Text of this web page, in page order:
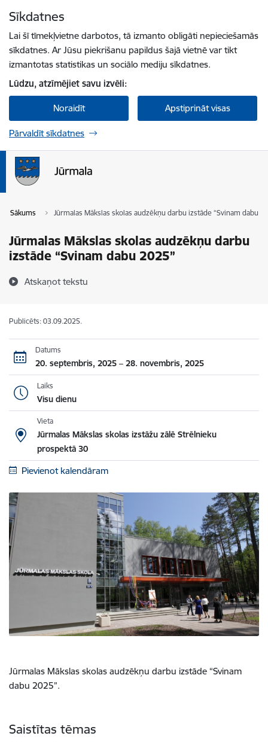
Sīkdatnes
Lai šī tīmekļvietne darbotos, tā izmanto obligāti nepieciešamās
sīkdatnes. Ar Jūsu piekrišanu papildus šajā vietnē var tikt
izmantotas statistikas un sociālo mediju sīkdatnes.
Lūdzu, atzīmējiet savu izvēli:
Noraidīt Apstiprināt visas
Pārvaldīt sīkdatnes
Sākums Jūrmalas Mākslas skolas audzēkņu darbu izstāde “Svinam dabu
Jūrmalas Mākslas skolas audzēkņu darbu
izstāde “Svinam dabu 2025”
Atskaņot tekstu
Publicēts: 03.09.2025.
Datums
20. septembris, 2025 – 28. novembris, 2025
Laiks
Visu dienu
Vieta
Jūrmalas Mākslas skolas izstāžu zālē Strēlnieku
prospektā 30
Pievienot kalendāram
Jūrmalas Mākslas skolas audzēkņu darbu izstāde “Svinam
dabu 2025”.
Saistītas tēmas